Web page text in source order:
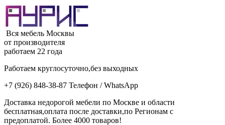
Вся мебель Москвы
от производителя
работаем 22 года
Работаем круглосуточно,без выходных
+7 (926) 848-38-87 Телефон / WhatsApp
Доставка недорогой мебели по Москве и области
бесплатная,оплата после доставки,по Регионам с
предоплатой. Более 4000 товаров!